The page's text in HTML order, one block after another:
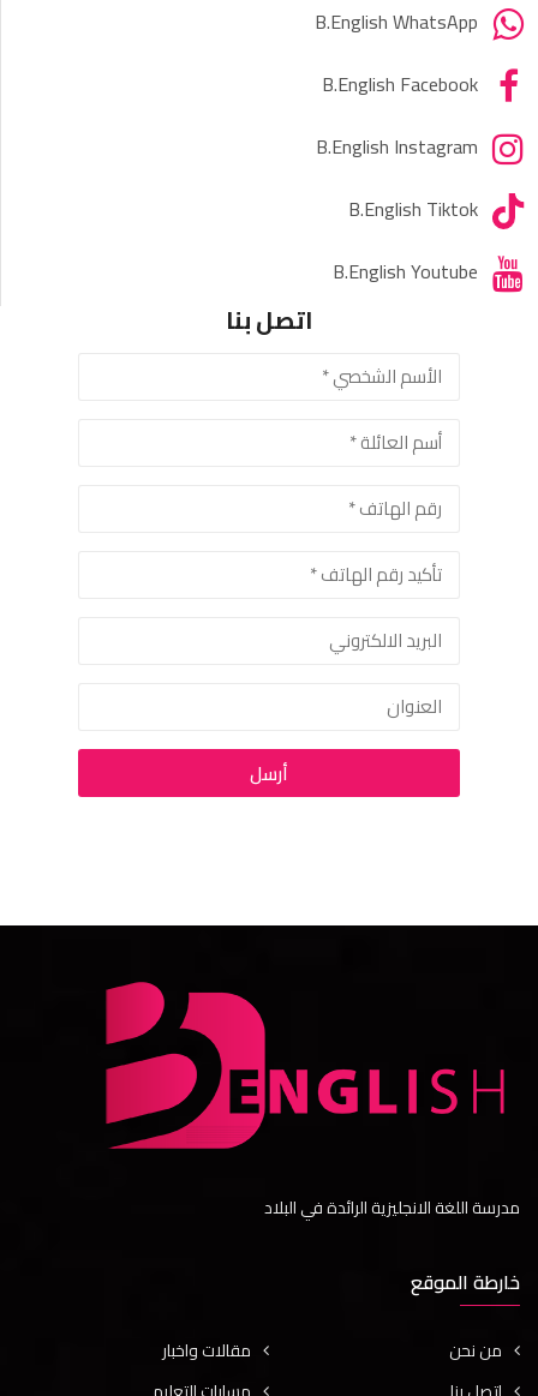
B.English WhatsApp
B.English Facebook
B.English Instagram
B.English Tiktok
B.English Youtube
اتصل بنا
مدرسة اللغة الانجليزية الرائدة في البلاد
خارطة الموقع
من نحن
مقالات واخبار